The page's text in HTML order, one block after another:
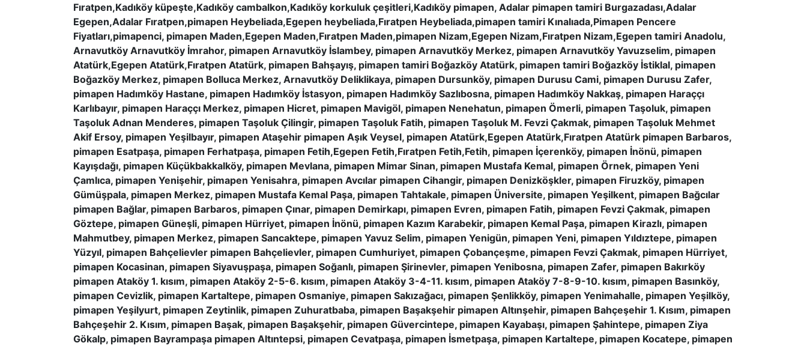
Fıratpen,Kadıköy küpeşte,Kadıköy cambalkon,Kadıköy korkuluk çeşitleri,Kadıköy pimapen, Adalar pimapen tamiri Burgazadası,Adalar
Egepen,Adalar Fıratpen,pimapen Heybeliada,Egepen heybeliada,Fıratpen Heybeliada,pimapen tamiri Kınalıada,Pimapen Pencere
Fiyatları,pimapenci, pimapen Maden,Egepen Maden,Fıratpen Maden,pimapen Nizam,Egepen Nizam,Fıratpen Nizam,Egepen tamiri Anadolu,
Arnavutköy Arnavutköy İmrahor, pimapen Arnavutköy İslambey, pimapen Arnavutköy Merkez, pimapen Arnavutköy Yavuzselim, pimapen
Atatürk,Egepen Atatürk,Fıratpen Atatürk, pimapen Bahşayış, pimapen tamiri Boğazköy Atatürk, pimapen tamiri Boğazköy İstiklal, pimapen
Boğazköy Merkez, pimapen Bolluca Merkez, Arnavutköy Deliklikaya, pimapen Dursunköy, pimapen Durusu Cami, pimapen Durusu Zafer,
pimapen Hadımköy Hastane, pimapen Hadımköy İstasyon, pimapen Hadımköy Sazlıbosna, pimapen Hadımköy Nakkaş, pimapen Haraççı
Karlıbayır, pimapen Haraççı Merkez, pimapen Hicret, pimapen Mavigöl, pimapen Nenehatun, pimapen Ömerli, pimapen Taşoluk, pimapen
Taşoluk Adnan Menderes, pimapen Taşoluk Çilingir, pimapen Taşoluk Fatih, pimapen Taşoluk M. Fevzi Çakmak, pimapen Taşoluk Mehmet
Akif Ersoy, pimapen Yeşilbayır, pimapen Ataşehir pimapen Aşık Veysel, pimapen Atatürk,Egepen Atatürk,Fıratpen Atatürk pimapen Barbaros,
pimapen Esatpaşa, pimapen Ferhatpaşa, pimapen Fetih,Egepen Fetih,Fıratpen Fetih,Fetih, pimapen İçerenköy, pimapen İnönü, pimapen
Kayışdağı, pimapen Küçükbakkalköy, pimapen Mevlana, pimapen Mimar Sinan, pimapen Mustafa Kemal, pimapen Örnek, pimapen Yeni
Çamlıca, pimapen Yenişehir, pimapen Yenisahra, pimapen Avcılar pimapen Cihangir, pimapen Denizköşkler, pimapen Firuzköy, pimapen
Gümüşpala, pimapen Merkez, pimapen Mustafa Kemal Paşa, pimapen Tahtakale, pimapen Üniversite, pimapen Yeşilkent, pimapen Bağcılar
pimapen Bağlar, pimapen Barbaros, pimapen Çınar, pimapen Demirkapı, pimapen Evren, pimapen Fatih, pimapen Fevzi Çakmak, pimapen
Göztepe, pimapen Güneşli, pimapen Hürriyet, pimapen İnönü, pimapen Kazım Karabekir, pimapen Kemal Paşa, pimapen Kirazlı, pimapen
Mahmutbey, pimapen Merkez, pimapen Sancaktepe, pimapen Yavuz Selim, pimapen Yenigün, pimapen Yeni, pimapen Yıldıztepe, pimapen
Yüzyıl, pimapen Bahçelievler pimapen Bahçelievler, pimapen Cumhuriyet, pimapen Çobançeşme, pimapen Fevzi Çakmak, pimapen Hürriyet,
pimapen Kocasinan, pimapen Siyavuşpaşa, pimapen Soğanlı, pimapen Şirinevler, pimapen Yenibosna, pimapen Zafer, pimapen Bakırköy
pimapen Ataköy 1. kısım, pimapen Ataköy 2-5-6. kısım, pimapen Ataköy 3-4-11. kısım, pimapen Ataköy 7-8-9-10. kısım, pimapen Basınköy,
pimapen Cevizlik, pimapen Kartaltepe, pimapen Osmaniye, pimapen Sakızağacı, pimapen Şenlikköy, pimapen Yenimahalle, pimapen Yeşilköy,
pimapen Yeşilyurt, pimapen Zeytinlik, pimapen Zuhuratbaba, pimapen Başakşehir pimapen Altınşehir, pimapen Bahçeşehir 1. Kısım, pimapen
Bahçeşehir 2. Kısım, pimapen Başak, pimapen Başakşehir, pimapen Güvercintepe, pimapen Kayabaşı, pimapen Şahintepe, pimapen Ziya
Gökalp, pimapen Bayrampaşa pimapen Altıntepsi, pimapen Cevatpaşa, pimapen İsmetpaşa, pimapen Kartaltepe, pimapen Kocatepe, pimapen